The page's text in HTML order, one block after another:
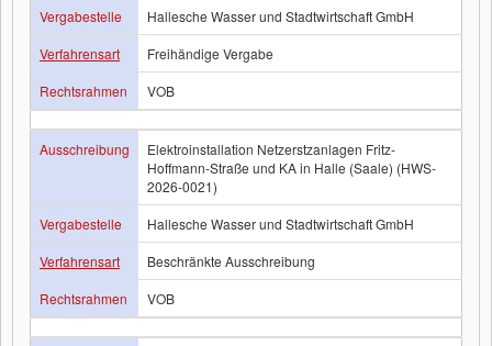
Vergabestelle
Hallesche Wasser und Stadtwirtschaft GmbH
Verfahrensart
Freihändige Vergabe
Rechtsrahmen
VOB
Ausschreibung
Elektroinstallation Netzerstzanlagen Fritz-
Hoffmann-Straße und KA in Halle (Saale) (HWS-
2026-0021)
Vergabestelle
Hallesche Wasser und Stadtwirtschaft GmbH
Verfahrensart
Beschränkte Ausschreibung
Rechtsrahmen
VOB